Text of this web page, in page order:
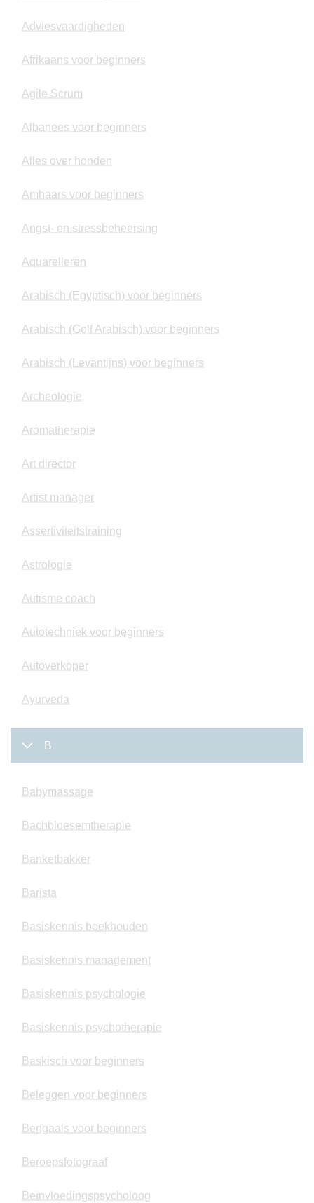
Adviesvaardigheden
Afrikaans voor beginners
Agile Scrum
Albanees voor beginners
Alles over honden
Amhaars voor beginners
Angst- en stressbeheersing
Aquarelleren
Arabisch (Egyptisch) voor beginners
Arabisch (Golf Arabisch) voor beginners
Arabisch (Levantijns) voor beginners
Archeologie
Aromatherapie
Art director
Artist manager
Assertiviteitstraining
Astrologie
Autisme coach
Autotechniek voor beginners
Autoverkoper
Ayurveda
B
Babymassage
Bachbloesemtherapie
Banketbakker
Barista
Basiskennis boekhouden
Basiskennis management
Basiskennis psychologie
Basiskennis psychotherapie
Baskisch voor beginners
Beleggen voor beginners
Bengaals voor beginners
Beroepsfotograaf
Beïnvloedingspsycholoog